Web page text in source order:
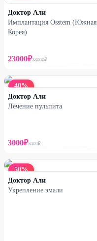
Доктор Али
Имплантация Osstem (Южная
Корея)
23000₽38000₽
40%
Доктор Али
Лечение пульпита
3000₽5000₽
50%
Доктор Али
Укрепление эмали